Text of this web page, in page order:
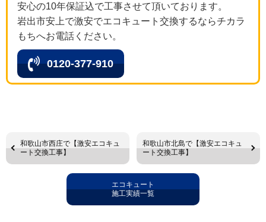
安心の10年保証込で工事させて頂いております。
岩出市安上で激安でエコキュート交換するならチカラ
もちへお電話ください。
0120-377-910
和歌山市西庄で【激安エコキュ
ート交換工事】
和歌山市北島で【激安エコキュ
ート交換工事】
エコキュート
施工実績一覧